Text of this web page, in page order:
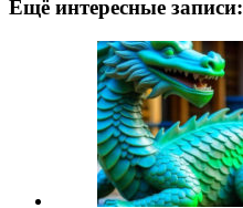
Ещё интересные записи: